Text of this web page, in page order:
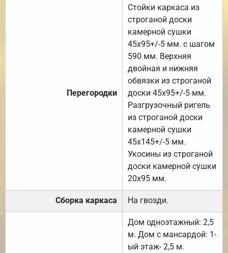
Перегородки
Стойки каркаса из
строганой доски
камерной сушки
45х95+/-5 мм. с шагом
590 мм. Верхняя
двойная и нижняя
обвязки из строганой
доски 45х95+/-5 мм.
Разгрузочный ригель
из строганой доски
камерной сушки
45х145+/-5 мм.
Укосины из строганой
доски камерной сушки
20х95 мм.
Сборка каркаса На гвозди.
Дом одноэтажный: 2,5
м. Дом с мансардой: 1-
ый этаж- 2,5 м.